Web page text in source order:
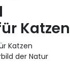
Katzen
Katzen
der Natur